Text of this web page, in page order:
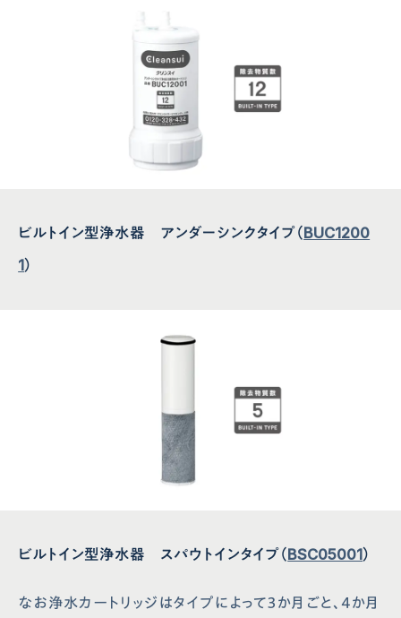
ビルトイン型浄水器 アンダーシンクタイプ（BUC1200
1）
ビルトイン型浄水器 スパウトインタイプ（BSC05001）
なお浄水カートリッジはタイプによって３か月ごと、４か月